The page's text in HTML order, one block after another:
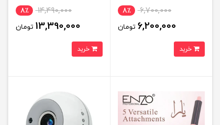
6,700,000 8٪
6,200,000 تومان
14,490,000 8٪
13,390,000 تومان